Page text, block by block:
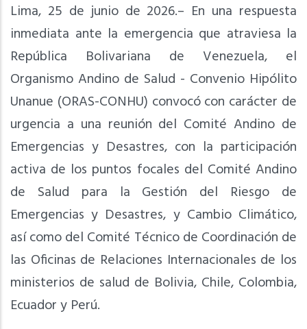
Lima, 25 de junio de 2026.– En una respuesta
inmediata ante la emergencia que atraviesa la
República Bolivariana de Venezuela, el
Organismo Andino de Salud - Convenio Hipólito
Unanue (ORAS-CONHU) convocó con carácter de
urgencia a una reunión del Comité Andino de
Emergencias y Desastres, con la participación
activa de los puntos focales del Comité Andino
de Salud para la Gestión del Riesgo de
Emergencias y Desastres, y Cambio Climático,
así como del Comité Técnico de Coordinación de
las Oficinas de Relaciones Internacionales de los
ministerios de salud de Bolivia, Chile, Colombia,
Ecuador y Perú.